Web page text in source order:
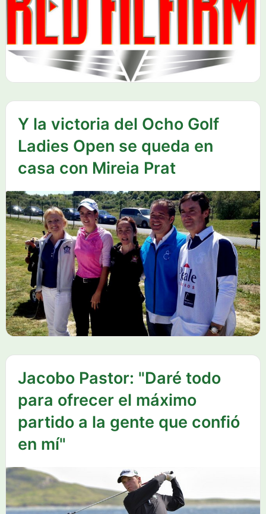
Y la victoria del Ocho Golf
Ladies Open se queda en
casa con Mireia Prat
Jacobo Pastor: "Daré todo
para ofrecer el máximo
partido a la gente que confió
en mí"